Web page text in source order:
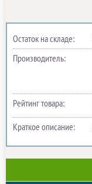
Остаток на складе:
Производитель:
Рейтинг товара:
Краткое описание: